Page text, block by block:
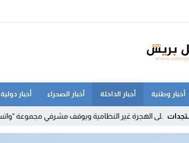
أخبار وطنية أخبار الداخلة أخبار الصحراء أخبار دولية
غير النظامية ويوقف مشرفي مجموعة “واتساب” بالفنيدق